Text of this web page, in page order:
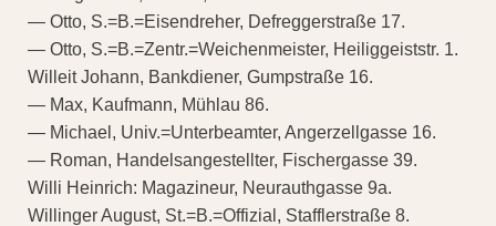
— Otto, S.=B.=Eisendreher, Defreggerstraße 17.
— Otto, S.=B.=Zentr.=Weichenmeister, Heiliggeiststr. 1.
Willeit Johann, Bankdiener, Gumpstraße 16.
— Max, Kaufmann, Mühlau 86.
— Michael, Univ.=Unterbeamter, Angerzellgasse 16.
— Roman, Handelsangestellter, Fischergasse 39.
Willi Heinrich: Magazineur, Neurauthgasse 9a.
Willinger August, St.=B.=Offizial, Stafflerstraße 8.